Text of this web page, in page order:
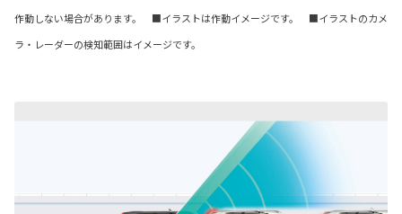
作動しない場合があります。 ■イラストは作動イメージです。 ■イラストのカメ
ラ・レーダーの検知範囲はイメージです。